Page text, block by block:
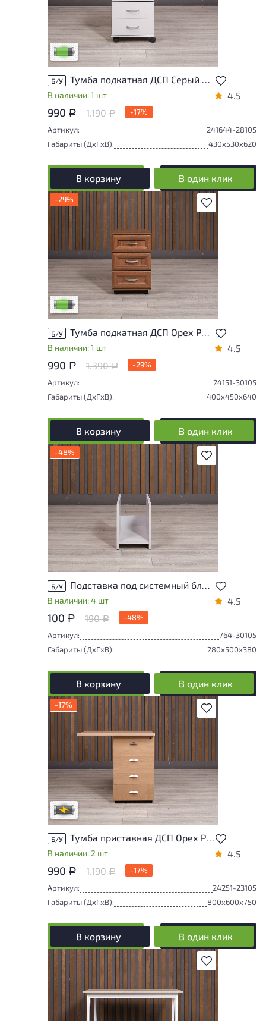
У товара присутствуют незначительные
следы эксплуатации, не влияющие на
удобство его использования
Низкая степень износа
Б/У Тумба подкатная ДСП Серый Россия
В наличии: 1 шт 4.5
990 Р 1.190Р
-17%
Артикул:
241644-28105
Габариты (ДxГxВ):
430x530x620
В корзину В один клик
В избранное
-29%
У товара присутствуют незначительные
следы эксплуатации, не влияющие на
удобство его использования
Низкая степень износа
Б/У Тумба подкатная ДСП Орех Россия
В наличии: 1 шт 4.5
990 Р 1.390Р
-29%
Артикул:
24151-30105
Габариты (ДxГxВ):
400x450x640
В корзину В один клик
В избранное
-48%
Б/У Подставка под системный блок ДСП Серый Россия
В наличии: 4 шт 4.5
100 Р 190Р
-48%
Артикул:
764-30105
Габариты (ДxГxВ):
280x500x380
В корзину В один клик
В избранное
-17%
Степень износа находится на стадии
проверки. Вы можете уточнить
дополнительную информацию у
сотрудников магазина
В обработке
Б/У Тумба приставная ДСП Орех Россия
В наличии: 2 шт 4.5
990 Р 1.190Р
-17%
Артикул:
24251-23105
Габариты (ДxГxВ):
800x600x750
В корзину В один клик
В избранное